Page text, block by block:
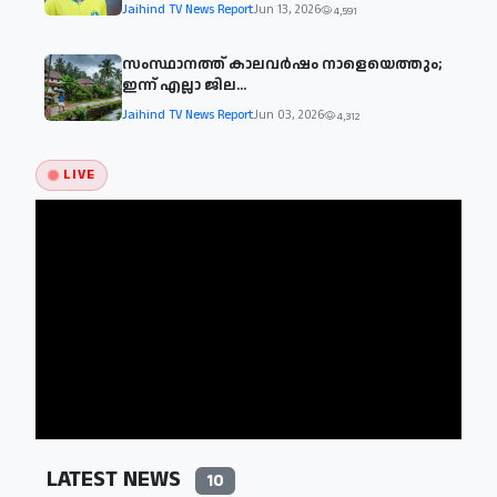
Jaihind TV News ReportJun 13, 2026 4,591
സംസ്ഥാനത്ത് കാലവര്‍ഷം നാളെയെത്തും;
ഇന്ന് എല്ലാ ജില...
Jaihind TV News ReportJun 03, 2026 4,312
LIVE
LATEST NEWS 10